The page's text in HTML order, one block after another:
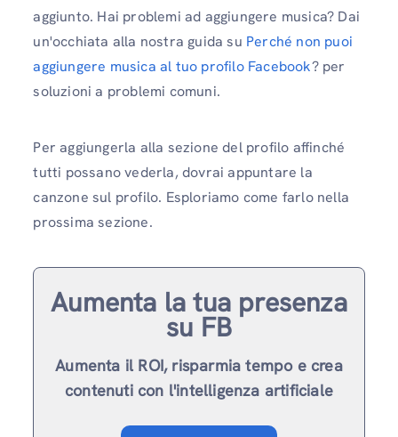
aggiunto. Hai problemi ad aggiungere musica? Dai
un'occhiata alla nostra guida su Perché non puoi
aggiungere musica al tuo profilo Facebook? per
soluzioni a problemi comuni.
Per aggiungerla alla sezione del profilo affinché
tutti possano vederla, dovrai appuntare la
canzone sul profilo. Esploriamo come farlo nella
prossima sezione.
Aumenta la tua presenza
su FB
Aumenta il ROI, risparmia tempo e crea
contenuti con l'intelligenza artificiale